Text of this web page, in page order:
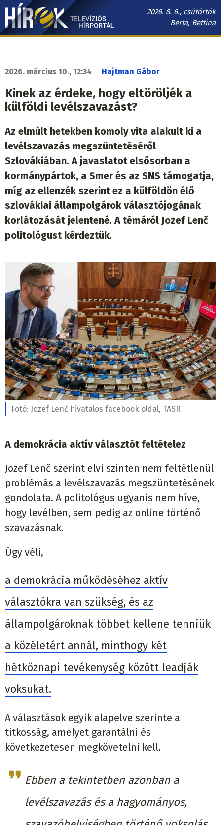
Ugrás
tartalomra
2026. 8. 6., csütörtök
Berta, Bettina
Hírek.sk
navigáció
2026. március 10., 12:34 Hajtman Gábor
Kinek az érdeke, hogy eltöröljék a
külföldi levélszavazást?
Az elmúlt hetekben komoly vita alakult ki a
levélszavazás megszüntetéséről
Szlovákiában. A javaslatot elsősorban a
kormánypártok, a Smer és az SNS támogatja,
míg az ellenzék szerint ez a külföldön élő
szlovákiai állampolgárok választójogának
korlátozását jelentené. A témáról Jozef Lenč
politológust kérdeztük.
Fotó: Jozef Lenč hivatalos facebook oldal, TASR
A demokrácia aktív választót feltételez
Jozef Lenč szerint elvi szinten nem feltétlenül
problémás a levélszavazás megszüntetésének
gondolata. A politológus ugyanis nem híve,
hogy levélben, sem pedig az online történő
szavazásnak.
Úgy véli,
a demokrácia működéséhez aktív
választókra van szükség, és az
állampolgároknak többet kellene tenniük
a közéletért annál, minthogy két
hétköznapi tevékenység között leadják
voksukat.
A választások egyik alapelve szerinte a
titkosság, amelyet garantálni és
következetesen megkövetelni kell.
Ebben a tekintetben azonban a
levélszavazás és a hagyományos,